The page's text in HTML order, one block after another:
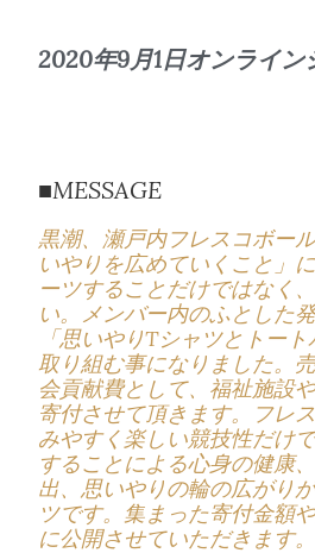
2020年9月1日オンライン
■MESSAGE
黒潮、瀬戸内フレスコボー
いやりを広めていくこと」
ーツすることだけではなく
い。 メンバー内のふとした
「思いやりTシャツとトー
取り組む事になりました。
会貢献費として、福祉施設
寄付させて頂きます。
フレ
みやすく楽しい競技性だけ
することによる心身の健康
出、思いやりの輪の広がり
ツです。 集まった寄付金額
に公開させていただきます。